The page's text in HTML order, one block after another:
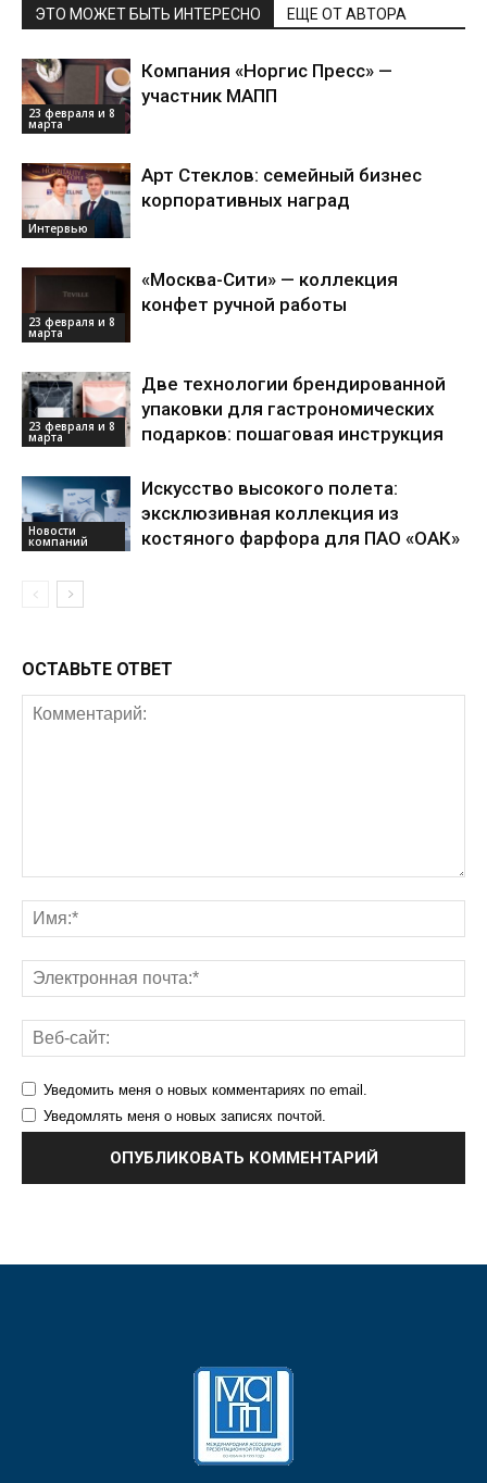
ЭТО МОЖЕТ БЫТЬ ИНТЕРЕСНО ЕЩЕ ОТ АВТОРА
23 февраля и 8
марта
Компания «Норгис Пресс» —
участник МАПП
Интервью
Арт Стеклов: семейный бизнес
корпоративных наград
23 февраля и 8
марта
«Москва-Сити» — коллекция
конфет ручной работы
23 февраля и 8
марта
Две технологии брендированной
упаковки для гастрономических
подарков: пошаговая инструкция
Новости
компаний
Искусство высокого полета:
эксклюзивная коллекция из
костяного фарфора для ПАО «ОАК»
ОСТАВЬТЕ ОТВЕТ
Уведомить меня о новых комментариях по email.
Уведомлять меня о новых записях почтой.